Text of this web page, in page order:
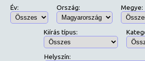
Év: Ország: Megye:
Kiírás típus:
Helyszín: